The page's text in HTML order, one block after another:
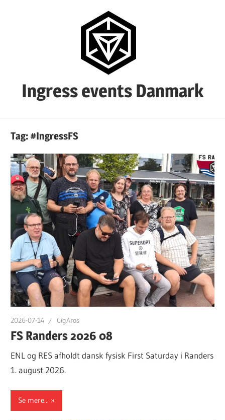
Ingress events Danmark
Danmark
Tag:#IngressFS
2026-07-14 CigAros
FS Randers 2026 08
ENL og RES afholdt dansk fysisk First Saturday i Randers
1. august 2026.
Se mere...